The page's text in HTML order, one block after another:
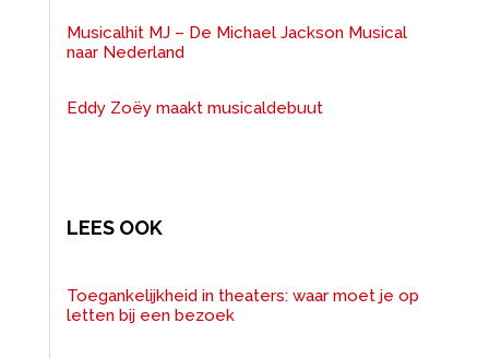
Musicalhit MJ – De Michael Jackson Musical
naar Nederland
Eddy Zoëy maakt musicaldebuut
LEES OOK
Toegankelijkheid in theaters: waar moet je op
letten bij een bezoek